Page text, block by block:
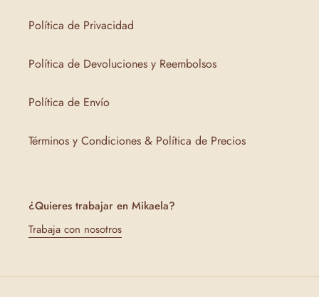
Política de Privacidad
Política de Devoluciones y Reembolsos
Política de Envío
Términos y Condiciones & Política de Precios
¿Quieres trabajar en Mikaela?
Trabaja con nosotros